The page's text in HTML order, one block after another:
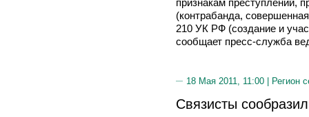
(контрабанда,
210 УК РФ (создание и
сообщает пресс-служба
18 Мая 2011, 11:00 | Регион
Связисты